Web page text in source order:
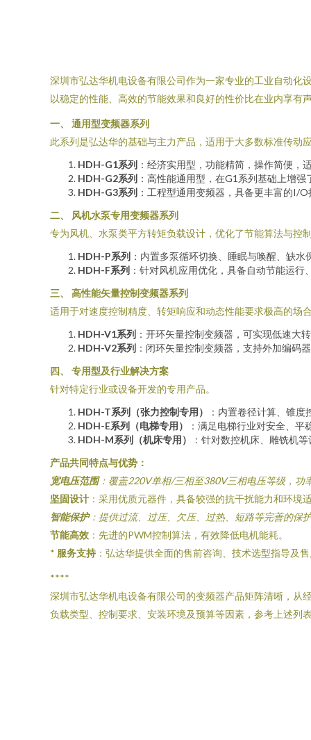
深圳市弘达华机电设备有限公司作为一家专业的工业自动化
以稳定的性能、高效的节能效果和良好的性价比在业内享有
一、 通用型变频器系列
此系列是弘达华的基础与主力产品，适用于大多数标准传动应
HDH-G1系列 ：经济实用型，功能精简，操作简便，
HDH-G2系列 ：高性能通用型，在G1系列基础上增
HDH-G3系列 ：工程型通用变频器，具备更丰富的I/
二、 风机水泵专用变频器系列
专为风机、水泵类平方转矩负载设计，优化了节能算法与控制
HDH-P系列 ：内置多泵循环切换、睡眠与唤醒、缺
HDH-F系列 ：针对风机应用优化，具备自动节能运行
三、 高性能矢量控制变频器系列
适用于对速度控制精度、转矩响应和动态性能要求极高的场合
HDH-V1系列 ：开环矢量控制变频器，可实现低速大
HDH-V2系列 ：闭环矢量控制变频器，支持外加编码
四、 专用型及行业解决方案
针对特定行业或设备开发的专用产品。
HDH-T系列（张力控制专用）
：内置卷径计算、锥度
HDH-E系列（电梯专用）
：满足电梯行业对安全、平
HDH-M系列（机床专用）
：针对数控机床、雕铣机
产品共同特点与优势：
宽电压范围：覆盖220V单相/三相至380V三相电压等级，功
坚固设计 ：采用优质元器件，具备较强的抗干扰能力和环境
智能保护：提供过流、过压、欠压、过热、短路等完善的保护
节能高效 ：先进的PWM控制算法，有效降低电机能耗。
* 服务支持 ：弘达华提供全面的售前咨询、技术选型指导及售
****
深圳市弘达华机电设备有限公司的变频器产品矩阵清晰，从
负载类型、控制要求、安装环境及预算等因素，参考上述列